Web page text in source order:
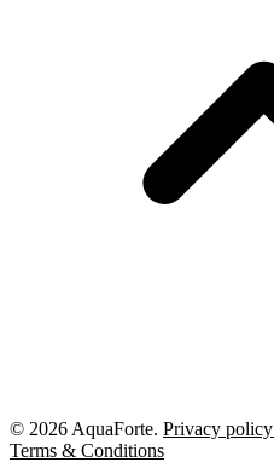
© 2026 AquaForte. Privacy policy
Terms & Conditions